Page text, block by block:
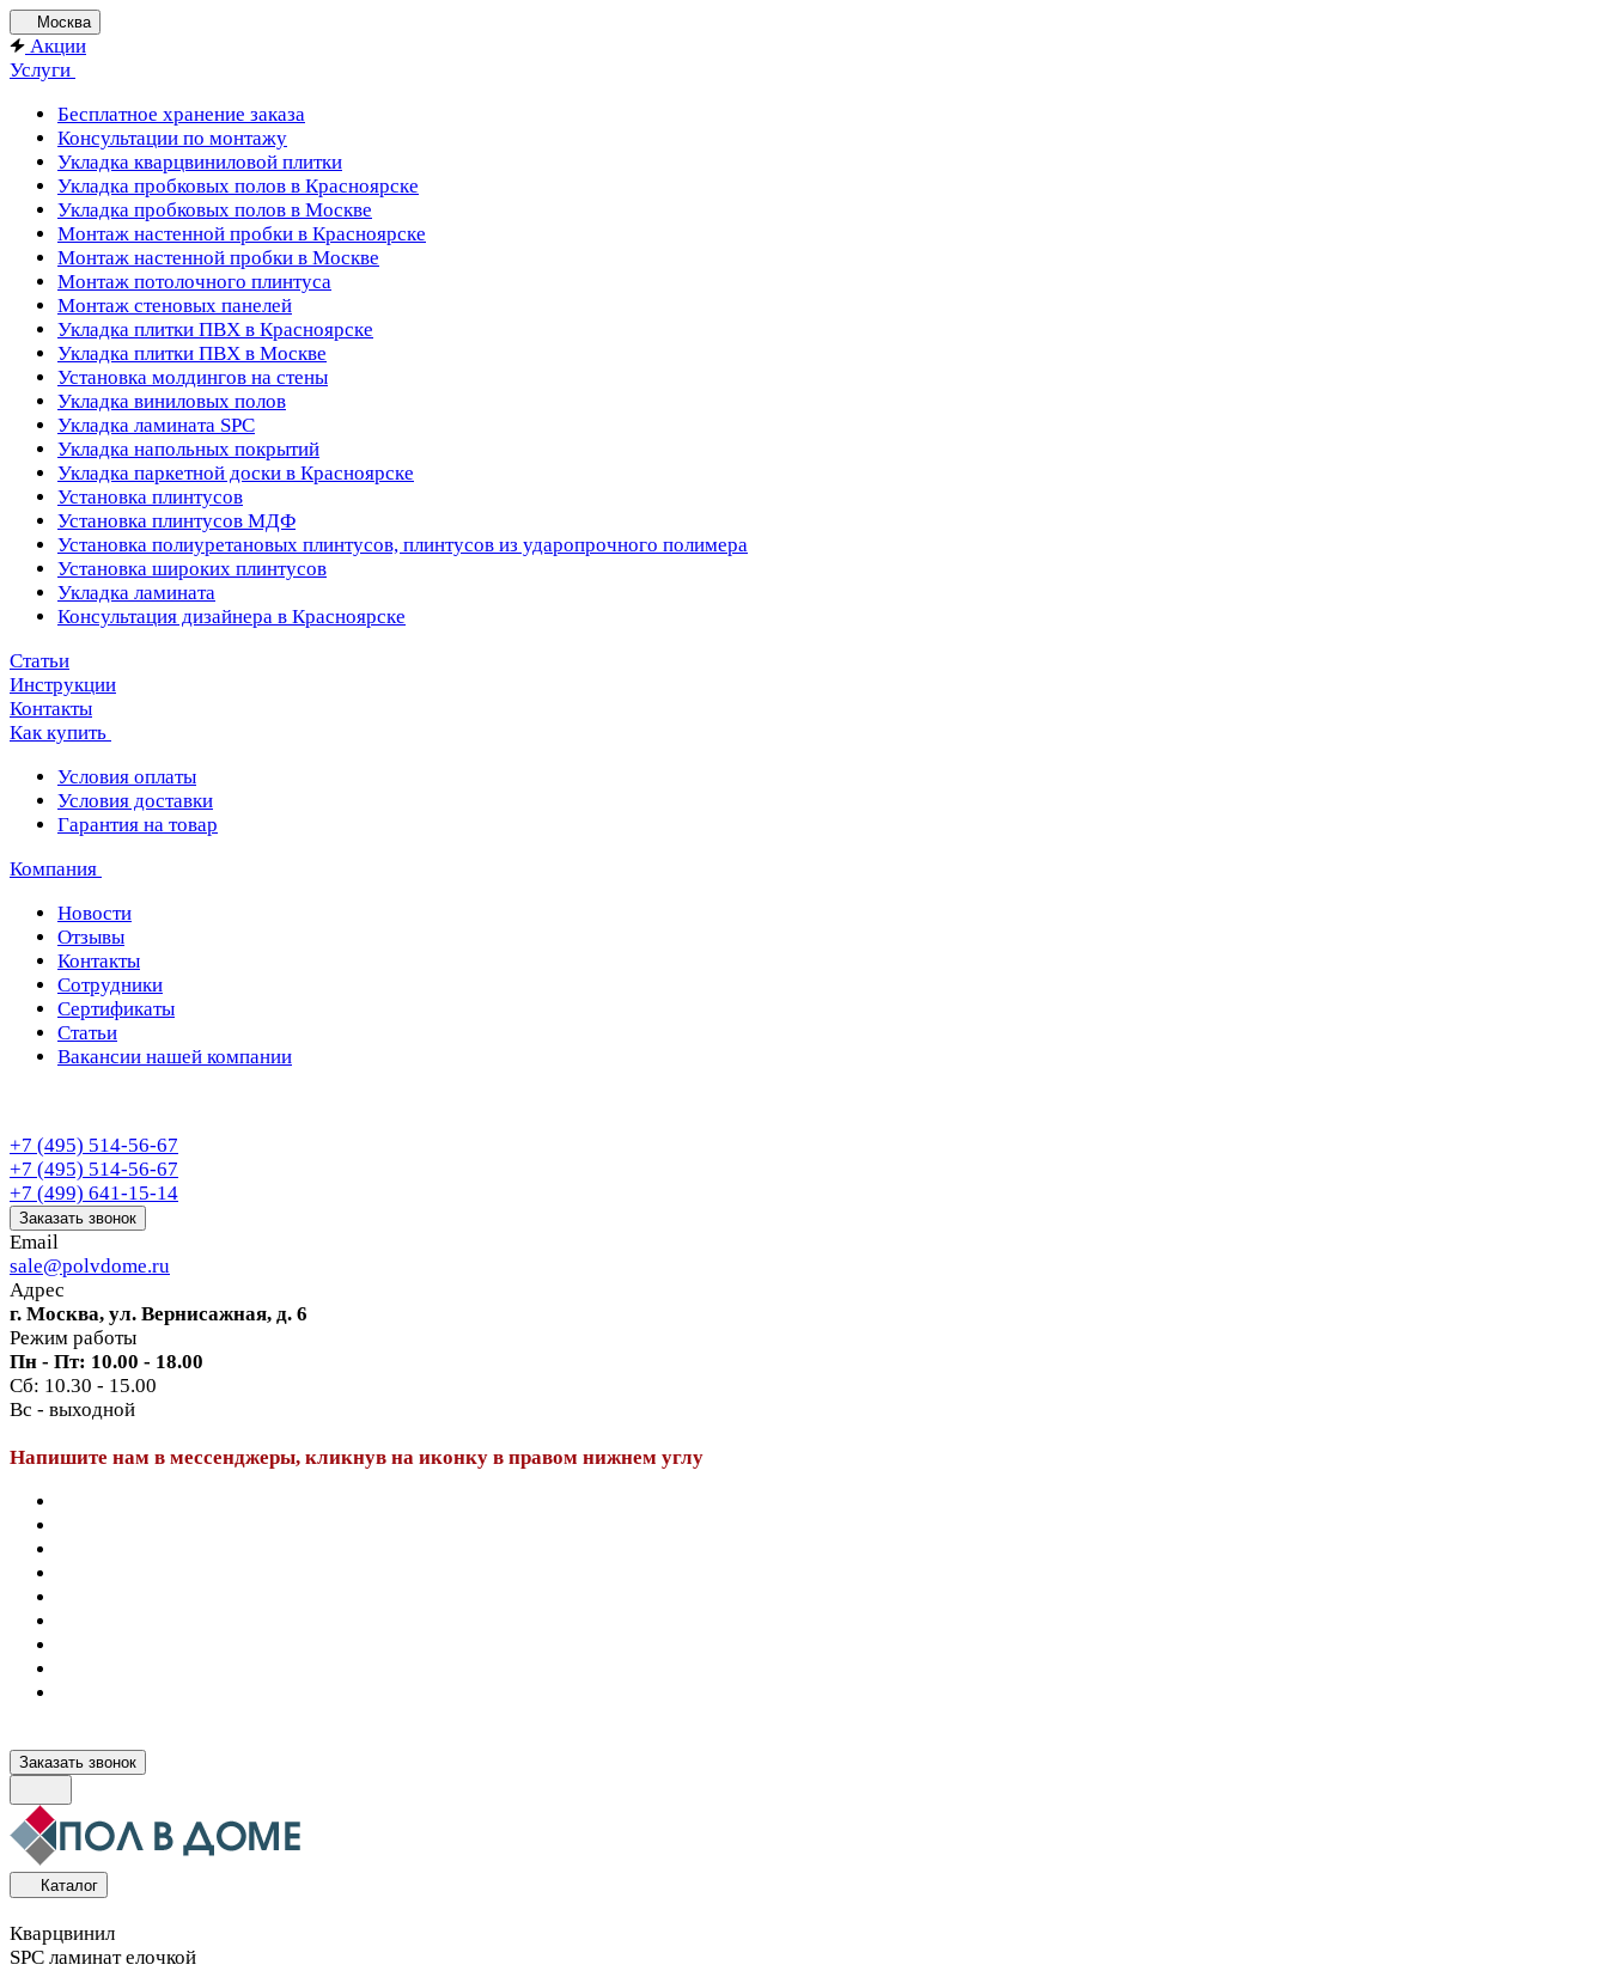
Москва
Акции
Услуги
Бесплатное хранение заказа
Консультации по монтажу
Укладка кварцвиниловой плитки
Укладка пробковых полов в Красноярске
Укладка пробковых полов в Москве
Монтаж настенной пробки в Красноярске
Монтаж настенной пробки в Москве
Монтаж потолочного плинтуса
Монтаж стеновых панелей
Укладка плитки ПВХ в Красноярске
Укладка плитки ПВХ в Москве
Установка молдингов на стены
Укладка виниловых полов
Укладка ламината SPC
Укладка напольных покрытий
Укладка паркетной доски в Красноярске
Установка плинтусов
Установка плинтусов МДФ
Установка полиуретановых плинтусов, плинтусов из ударопрочного полимера
Установка широких плинтусов
Укладка ламината
Консультация дизайнера в Красноярске
Статьи
Инструкции
Контакты
Как купить
Условия оплаты
Условия доставки
Гарантия на товар
Компания
Новости
Отзывы
Контакты
Сотрудники
Сертификаты
Статьи
Вакансии нашей компании
+7 (495) 514-56-67
+7 (495) 514-56-67
+7 (499) 641-15-14
Заказать звонок
Email
sale@polvdome.ru
Адрес
г. Москва, ул. Вернисажная, д. 6
Режим работы
Пн - Пт: 10.00 - 18.00
Сб: 10.30 - 15.00
Вс - выходной
Напишите нам в мессенджеры, кликнув на иконку в правом нижнем углу
Заказать звонок
Каталог
Кварцвинил
SPC ламинат елочкой